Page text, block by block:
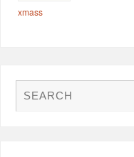
xmass